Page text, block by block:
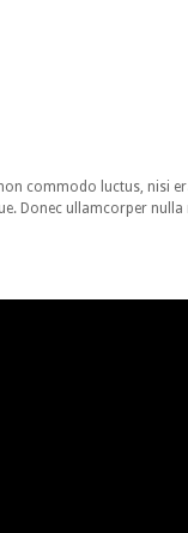
commodo luctus, nisi
Donec ullamcorper